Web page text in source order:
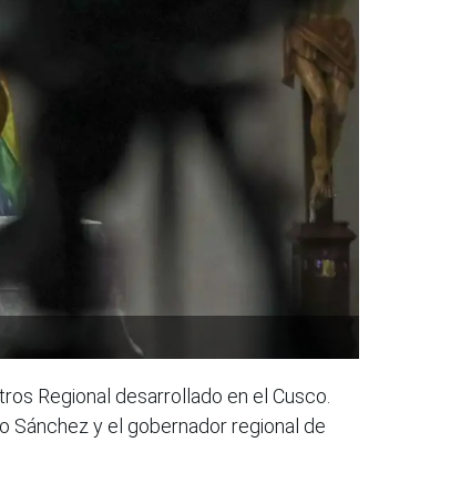
Regional desarrollado en el Cusco.
Sánchez y el gobernador regional de